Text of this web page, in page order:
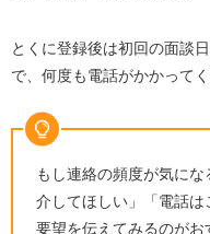
とくに登録後は初回の面談
で、何度も電話がかかって
もし連絡の頻度が気に
介してほしい」「電話は
要望を伝えてみるのがお